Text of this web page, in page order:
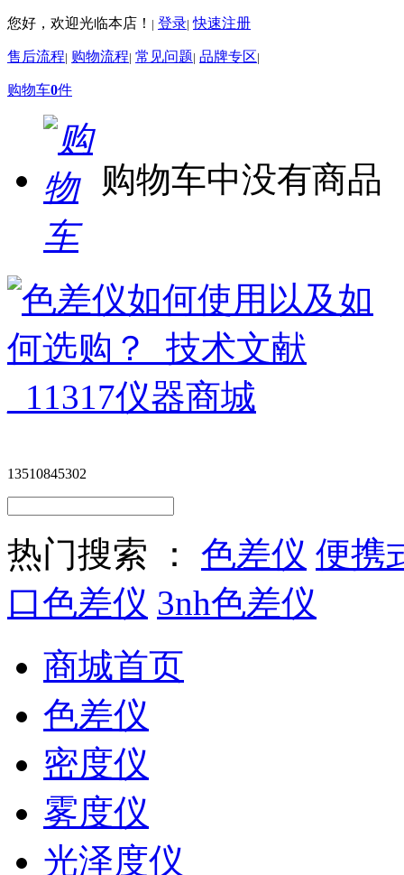
您好，欢迎光临本店！ | 登录| 快速注册
售后流程| 购物流程| 常见问题| 品牌专区|
购物车0件
购物车中没有商品
13510845302
热门搜索 ： 色差仪 便携
口色差仪 3nh色差仪
商城首页
色差仪
密度仪
雾度仪
光泽度仪